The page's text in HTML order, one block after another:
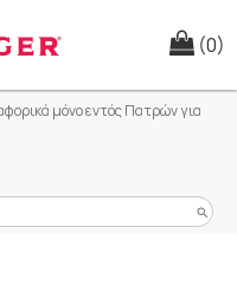
(0)
μόνο εντός Πατρών για
search